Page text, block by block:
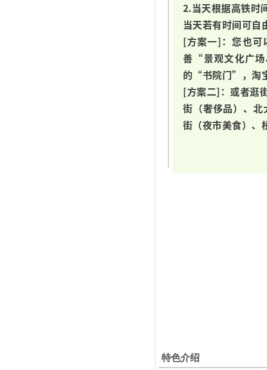
2.当天根据高铁时
当天若有时间可自
[方案一]：您也可
善“景观文化广场
的“书院门”，淘
[方案二]：或者逛
街（奢侈品）、
街（夜市美食）、
特色介绍